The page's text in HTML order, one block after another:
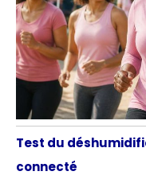
Test du
connecté